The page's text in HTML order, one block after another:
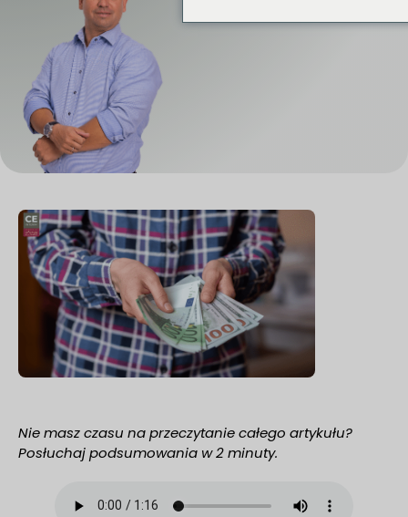
Nie masz czasu na przeczytanie całego artykułu?
Posłuchaj podsumowania w 2 minuty.